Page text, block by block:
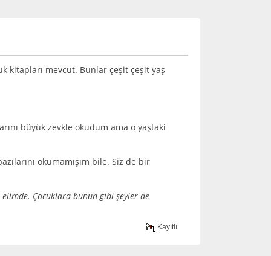
kitapları mevcut. Bunlar çeşit çeşit yaş
büyük zevkle okudum ama o yaştaki
okumamışım bile. Siz de bir
elimde. Çocuklara bunun gibi şeyler de
Kayıtlı